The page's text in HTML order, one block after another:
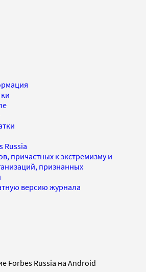
Russia
причастных к экстремизму и
признанных
версию журнала
Forbes Russia на Android